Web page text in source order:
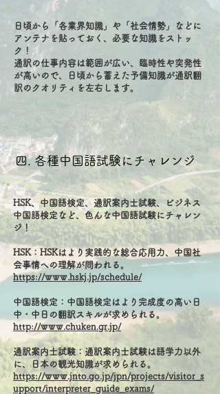
日頃から「各業界知識」や「社会情勢」などに
アンテナを貼っておく、必要な知識をストッ
ク！
通訳の仕事内容は範囲が広い、臨時性や突発性
が高いので、日頃から蓄えた予備知識が通訳翻
訳のクオリティを左右します。
四. 各種中国語試験にチャレンジ
HSK、中国語検定、通訳案内士試験、ビジネス
中国語検定など、色んな中国語試験にチャレン
ジ！
HSK：HSKはより実践的な総合応用力、中国社
会事情への理解が問われる。
https://www.hskj.jp/schedule/
中国語検定：中国語検定はより完成度の高い日
中・中日の翻訳スキルが求められる。
http://www.chuken.gr.jp/
通訳案内士試験：通訳案内士試験は語学力以外
に、日本の観光知識が求められる。
https://www.jnto.go.jp/jpn/projects/visitor_s
upport/interpreter_guide_exams/